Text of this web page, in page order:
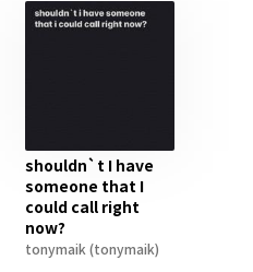
shouldn`t I have
someone that I
could call right
now?
tonymaik (tonymaik)